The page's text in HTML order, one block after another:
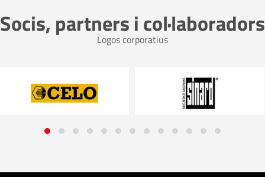
Socis, partners i col·laboradors
Logos corporatius